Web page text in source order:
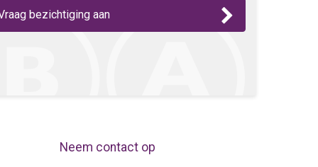
bezichtiging aan
Neem contact op